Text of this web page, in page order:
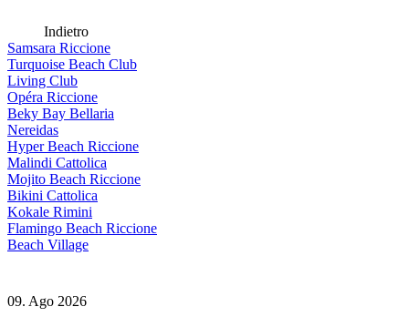
Indietro
Samsara Riccione
Turquoise Beach Club
Living Club
Opéra Riccione
Beky Bay Bellaria
Nereidas
Hyper Beach Riccione
Malindi Cattolica
Mojito Beach Riccione
Bikini Cattolica
Kokale Rimini
Flamingo Beach Riccione
Beach Village
09. Ago 2026